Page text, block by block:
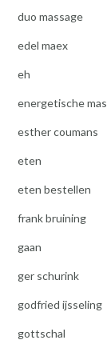
duo massage
edel maex
eh
energetische
esther coumans
eten
eten bestellen
frank bruining
gaan
ger schurink
godfried ijsseling
gottschal